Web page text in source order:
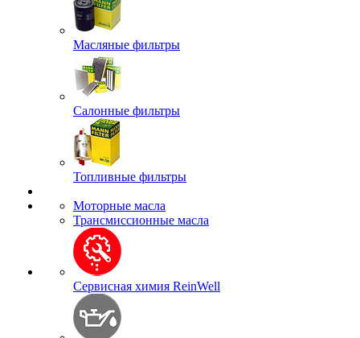
Масляные фильтры
Салонные фильтры
Топливные фильтры
Моторные масла
Трансмиссионные масла
Сервисная химия ReinWell